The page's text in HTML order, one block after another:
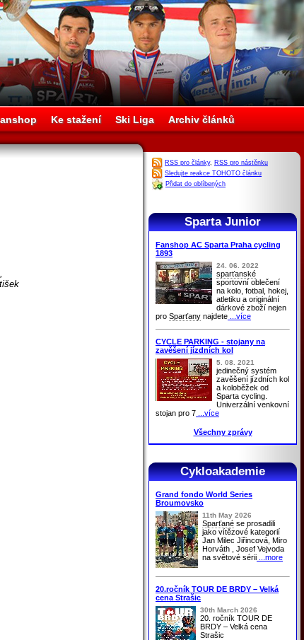
Ke stažení Ski Liga Archiv článků
RSS pro články, RSS pro nástěnku
Sledujte reakce TOHOTO článku
Přidat do oblíbených
Sparta Junior
Fanshop AC Sparta Praha cycling
1893
24. 06. 2022
sparťanské
sportovní oblečení
na kolo, fotbal, hokej,
atletiku a originální
dárkové zboží nejen
pro Sparťany najdete ...více
CYCLE PARKING - stojany na
zavěšení jízdních kol
5. 08. 2021
jedinečný systém
zavěšení jízdních kol
a koloběžek od
Sparta cycling.
Univerzální venkovní
stojan pro 7 ...více
Všechny zprávy
Cykloakademie
Grand fondo World Series
Broumovsko
11th May 2026
Sparťané se prosadili
jako vítězové kategorií
Jan Milec Jiřincová, Miro
Horváth , Josef Vejvoda
na světové sérii ...more
20.ročník TOUR DE BRDY – Velká
cena Strašic
30th March 2026
20. ročník TOUR DE
BRDY – Velká cena
Strašic